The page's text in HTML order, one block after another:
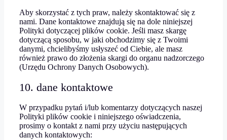
Aby skorzystać z tych praw, należy skontaktować się z
nami. Dane kontaktowe znajdują się na dole niniejszej
Polityki dotyczącej plików cookie. Jeśli masz skargę
dotyczącą sposobu, w jaki obchodzimy się z Twoimi
danymi, chcielibyśmy usłyszeć od Ciebie, ale masz
również prawo do złożenia skargi do organu nadzorczego
(Urzędu Ochrony Danych Osobowych).
10. dane kontaktowe
W przypadku pytań i/lub komentarzy dotyczących naszej
Polityki plików cookie i niniejszego oświadczenia,
prosimy o kontakt z nami przy użyciu następujących
danych kontaktowych: